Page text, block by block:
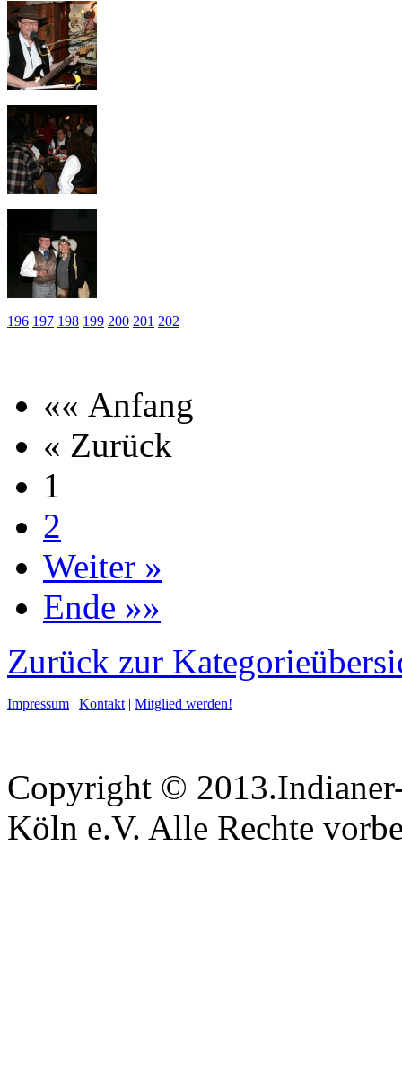
196 197 198 199 200 201 202
«« Anfang
« Zurück
1
2
Weiter »
Ende »»
Zurück zur
Impressum | Kontakt | Mitglied werden!
Copyright ©
Köln e.V. Alle Rechte